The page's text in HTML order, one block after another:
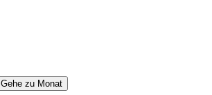
Gehe zu Monat